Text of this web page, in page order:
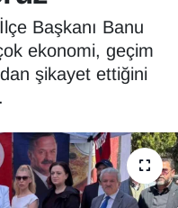
Başkanı Banu
ekonomi, geçim
şikayet ettiğini